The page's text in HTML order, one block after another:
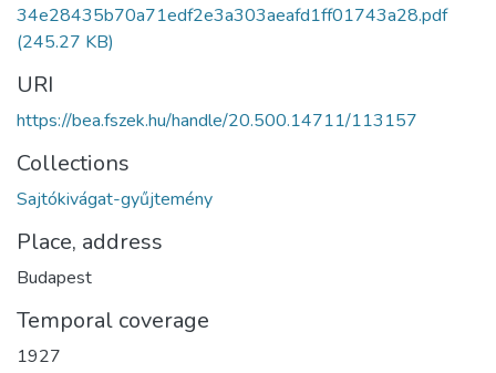
34e28435b70a71edf2e3a303aeafd1ff01743a28.pdf
(245.27 KB)
URI
https://bea.fszek.hu/handle/20.500.14711/113157
Collections
Sajtókivágat-gyűjtemény
Place, address
Budapest
Temporal coverage
1927